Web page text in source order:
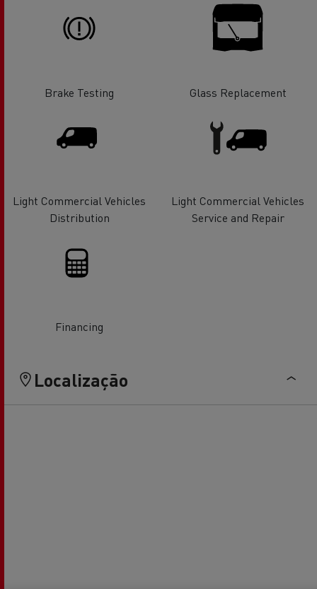
Brake Testing Glass Replacement
Light Commercial Vehicles
Distribution
Light Commercial Vehicles
Service and Repair
Financing
Localização